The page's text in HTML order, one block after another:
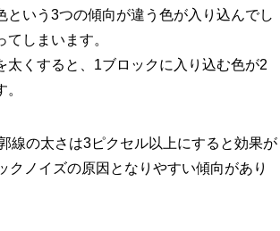
いう3つの傾向が違う色が入り込んでし
しまいます。
くすると、1ブロックに入り込む色が2
線の太さは3ピクセル以上にすると効果が
ノイズの原因となりやすい傾向があり